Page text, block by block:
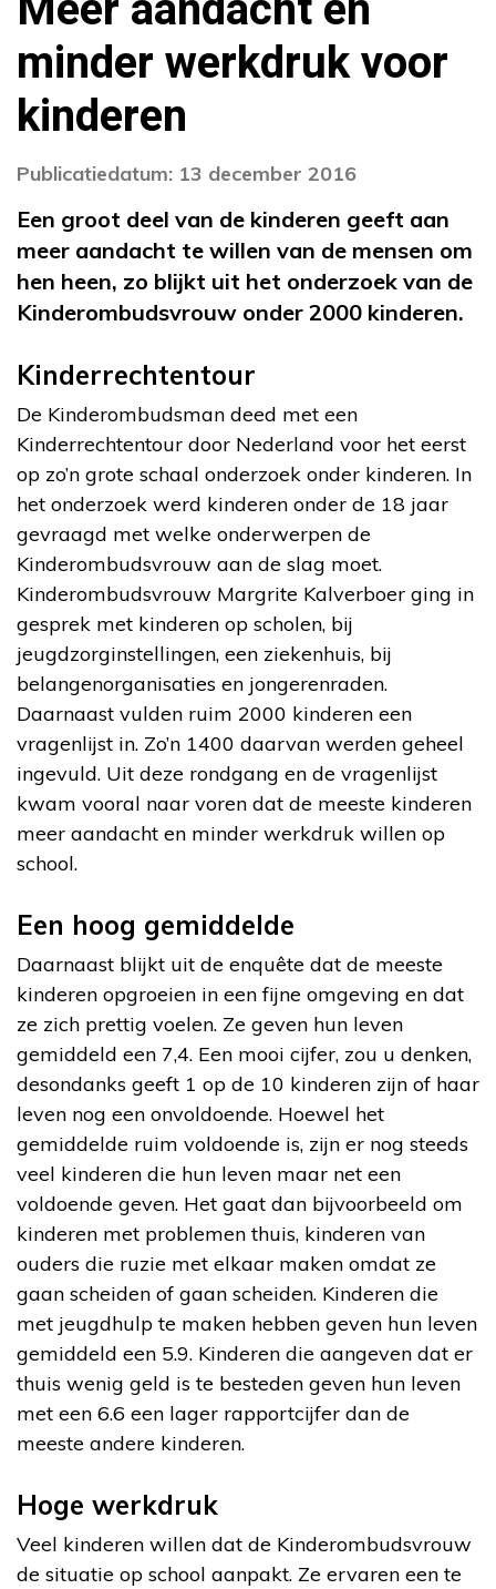
minder werkdruk voor
kinderen
Publicatiedatum: 13 december 2016
Een groot deel van de kinderen geeft aan
meer aandacht te willen van de mensen om
hen heen, zo blijkt uit het onderzoek van de
Kinderombudsvrouw onder 2000 kinderen.
Kinderrechtentour
De Kinderombudsman deed met een
Kinderrechtentour door Nederland voor het eerst
op zo’n grote schaal onderzoek onder kinderen. In
het onderzoek werd kinderen onder de 18 jaar
gevraagd met welke onderwerpen de
Kinderombudsvrouw aan de slag moet.
Kinderombudsvrouw Margrite Kalverboer ging in
gesprek met kinderen op scholen, bij
jeugdzorginstellingen, een ziekenhuis, bij
belangenorganisaties en jongerenraden.
Daarnaast vulden ruim 2000 kinderen een
vragenlijst in. Zo’n 1400 daarvan werden geheel
ingevuld. Uit deze rondgang en de vragenlijst
kwam vooral naar voren dat de meeste kinderen
meer aandacht en minder werkdruk willen op
school.
Een hoog gemiddelde
Daarnaast blijkt uit de enquête dat de meeste
kinderen opgroeien in een fijne omgeving en dat
ze zich prettig voelen. Ze geven hun leven
gemiddeld een 7,4. Een mooi cijfer, zou u denken,
desondanks geeft 1 op de 10 kinderen zijn of haar
leven nog een onvoldoende. Hoewel het
gemiddelde ruim voldoende is, zijn er nog steeds
veel kinderen die hun leven maar net een
voldoende geven. Het gaat dan bijvoorbeeld om
kinderen met problemen thuis, kinderen van
ouders die ruzie met elkaar maken omdat ze
gaan scheiden of gaan scheiden. Kinderen die
met jeugdhulp te maken hebben geven hun leven
gemiddeld een 5.9. Kinderen die aangeven dat er
thuis wenig geld is te besteden geven hun leven
met een 6.6 een lager rapportcijfer dan de
meeste andere kinderen.
Hoge werkdruk
Veel kinderen willen dat de Kinderombudsvrouw
de situatie op school aanpakt. Ze ervaren een te